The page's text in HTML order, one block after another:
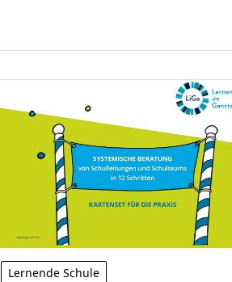
Lernende Schule